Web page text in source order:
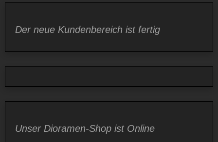
Der neue Kundenbereich ist fertig
Unser Dioramen-Shop ist Online